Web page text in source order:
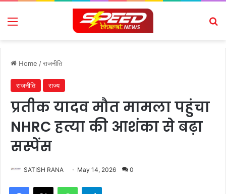
Menu
Home /राजनीति
राजनीति राज्य
प्रतीक यादव मौत मामला पहुंचा
NHRC हत्या की आशंका से बढ़ा
सस्पेंस
SATISH RANA May 14, 2026 0
Facebook
X WhatsAppTelegram